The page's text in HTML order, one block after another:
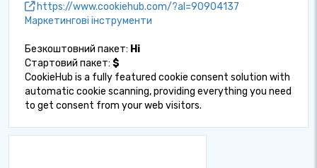
https://www.cookiehub.com/?al=90904137
Маркетингові інструменти
Безкоштовний пакет: Ні
Стартовий пакет: $
CookieHub is a fully featured cookie consent solution with
automatic cookie scanning, providing everything you need
to get consent from your web visitors.